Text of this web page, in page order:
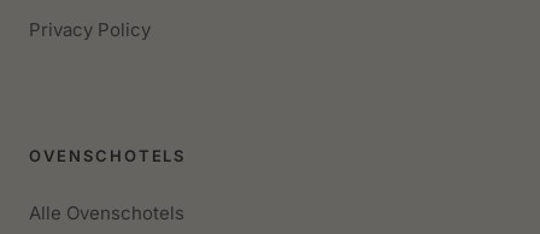
Privacy Policy
OVENSCHOTELS
Alle Ovenschotels